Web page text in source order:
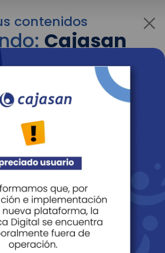
contenidos
Cajasan
de tu interés más
utilizar el menú